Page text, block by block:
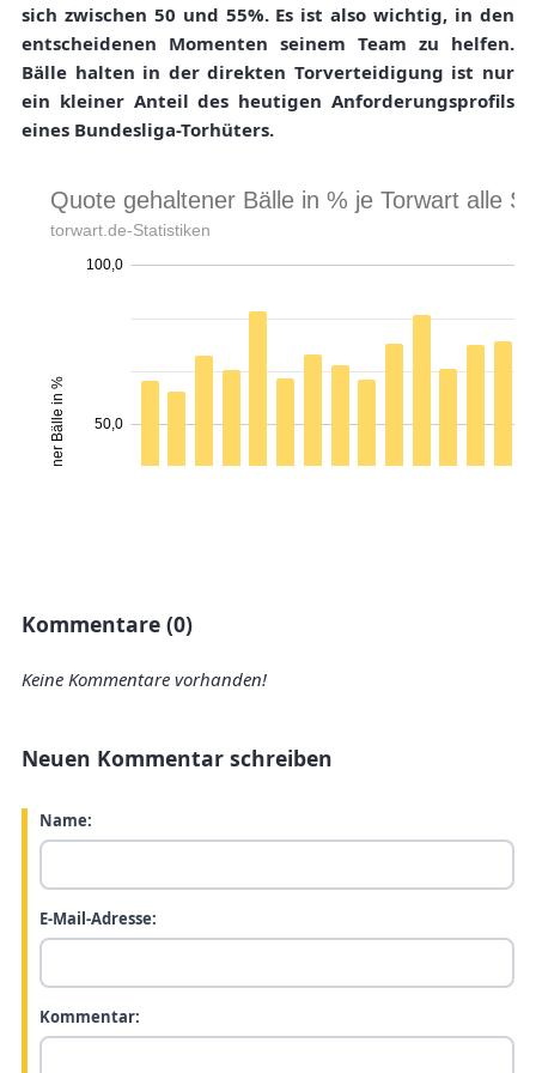
sich zwischen 50 und 55%. Es ist also wichtig, in den
entscheidenen Momenten seinem Team zu helfen.
Bälle halten in der direkten Torverteidigung ist nur
ein kleiner Anteil des heutigen Anforderungsprofils
eines Bundesliga-Torhüters.
Kommentare (0)
Keine Kommentare vorhanden!
Neuen Kommentar schreiben
Name:
E-Mail-Adresse:
Kommentar: